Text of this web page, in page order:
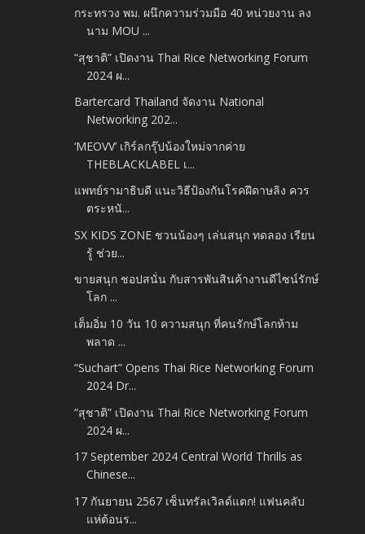
กระทรวง พม. ผนึกความร่วมมือ 40 หน่วยงาน ลง
นาม MOU ...
“สุชาติ” เปิดงาน Thai Rice Networking Forum
2024 ผ...
Bartercard Thailand จัดงาน National
Networking 202...
‘MEOVV’ เกิร์ลกรุ๊ปน้องใหม่จากค่าย
THEBLACKLABEL เ...
แพทย์รามาธิบดี แนะวิธีป้องกันโรคฝีดาษลิง ควร
ตระหนั...
SX KIDS ZONE ชวนน้องๆ เล่นสนุก ทดลอง เรียน
รู้ ช่วย...
ขายสนุก ชอปสนั่น กับสารพันสินค้างานดีไซน์รักษ์
โลก ...
เต็มอิ่ม 10 วัน 10 ความสนุก ที่คนรักษ์โลกห้าม
พลาด ...
“Suchart” Opens Thai Rice Networking Forum
2024 Dr...
“สุชาติ” เปิดงาน Thai Rice Networking Forum
2024 ผ...
17 September 2024 Central World Thrills as
Chinese...
17 กันยายน 2567 เซ็นทรัลเวิลด์แตก! แฟนคลับ
แห่ต้อนร...